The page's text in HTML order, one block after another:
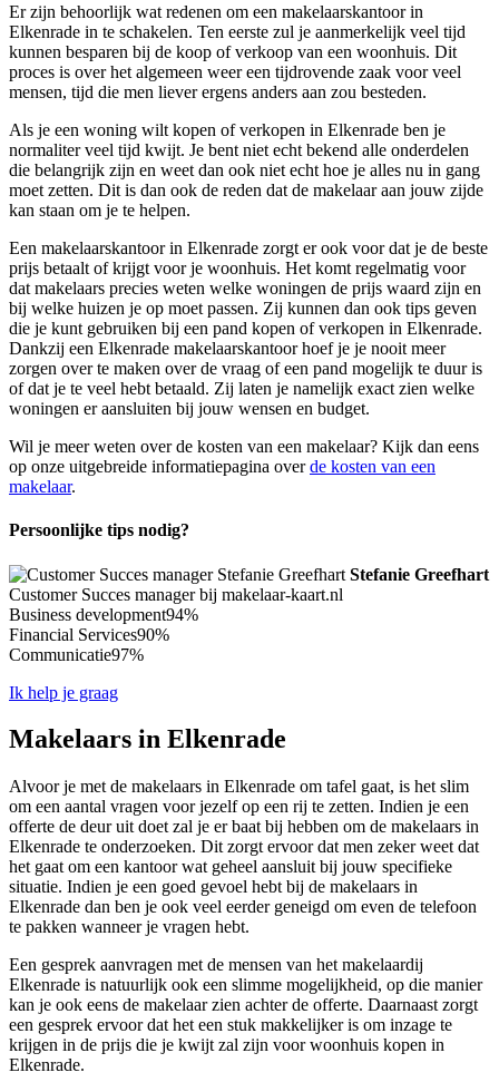
Er zijn behoorlijk wat redenen om een makelaarskantoor in
Elkenrade in te schakelen. Ten eerste zul je aanmerkelijk veel tijd
kunnen besparen bij de koop of verkoop van een woonhuis. Dit
proces is over het algemeen weer een tijdrovende zaak voor veel
mensen, tijd die men liever ergens anders aan zou besteden.
Als je een woning wilt kopen of verkopen in Elkenrade ben je
normaliter veel tijd kwijt. Je bent niet echt bekend alle onderdelen
die belangrijk zijn en weet dan ook niet echt hoe je alles nu in gang
moet zetten. Dit is dan ook de reden dat de makelaar aan jouw zijde
kan staan om je te helpen.
Een makelaarskantoor in Elkenrade zorgt er ook voor dat je de beste
prijs betaalt of krijgt voor je woonhuis. Het komt regelmatig voor
dat makelaars precies weten welke woningen de prijs waard zijn en
bij welke huizen je op moet passen. Zij kunnen dan ook tips geven
die je kunt gebruiken bij een pand kopen of verkopen in Elkenrade.
Dankzij een Elkenrade makelaarskantoor hoef je je nooit meer
zorgen over te maken over de vraag of een pand mogelijk te duur is
of dat je te veel hebt betaald. Zij laten je namelijk exact zien welke
woningen er aansluiten bij jouw wensen en budget.
Wil je meer weten over de kosten van een makelaar? Kijk dan eens
op onze uitgebreide informatiepagina overde kosten van een
makelaar.
Persoonlijke tips nodig?
Stefanie Greefhart
Customer Succes manager bij makelaar-kaart.nl
Business development94%
Financial Services90%
Communicatie97%
Ik help je graag
Makelaars in Elkenrade
Alvoor je met de makelaars in Elkenrade om tafel gaat, is het slim
om een aantal vragen voor jezelf op een rij te zetten. Indien je een
offerte de deur uit doet zal je er baat bij hebben om de makelaars in
Elkenrade te onderzoeken. Dit zorgt ervoor dat men zeker weet dat
het gaat om een kantoor wat geheel aansluit bij jouw specifieke
situatie. Indien je een goed gevoel hebt bij de makelaars in
Elkenrade dan ben je ook veel eerder geneigd om even de telefoon
te pakken wanneer je vragen hebt.
Een gesprek aanvragen met de mensen van het makelaardij
Elkenrade is natuurlijk ook een slimme mogelijkheid, op die manier
kan je ook eens de makelaar zien achter de offerte. Daarnaast zorgt
een gesprek ervoor dat het een stuk makkelijker is om inzage te
krijgen in de prijs die je kwijt zal zijn voor woonhuis kopen in
Elkenrade.